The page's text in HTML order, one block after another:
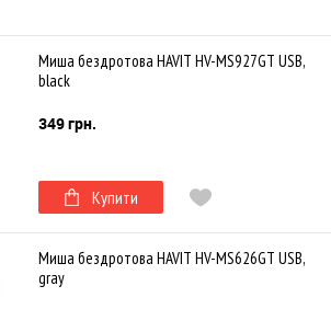
Миша бездротова HAVIT HV-MS927GT USB,
black
349 грн.
Купити
Миша бездротова HAVIT HV-MS626GT USB,
gray